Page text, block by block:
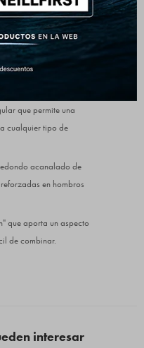
inspiración vintage con
y clásicos.
algodón de alta
con una
que permite una
cualquier tipo de
acanalado de
en hombros
que aporta un aspecto
de combinar.
interesar